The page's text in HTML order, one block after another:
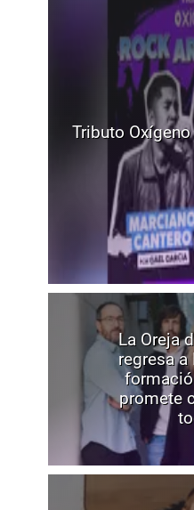
Tributo
La Oreja
regresa a
promete